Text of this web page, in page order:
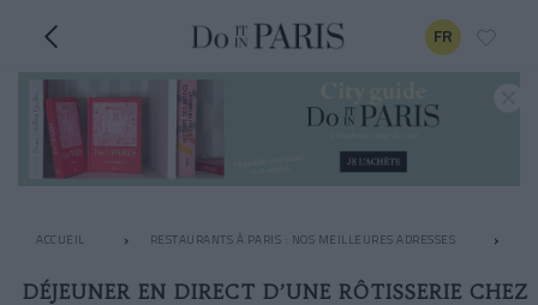
FR
ACCUEIL RESTAURANTS À PARIS : NOS MEILLEURES ADRESSES
DÉJEUNER EN DIRECT D’UNE RÔTISSERIE CHEZ